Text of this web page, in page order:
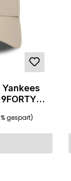
Yankees
gespart)